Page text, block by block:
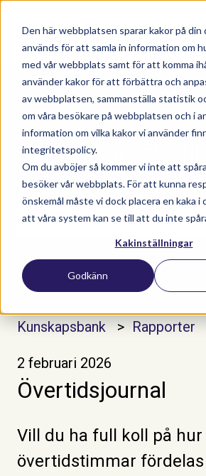
Den här webbplatsen sparar kakor på din
används för att samla in information om
med vår webbplats samt för att komma
använder kakor för att förbättra och
av webbplatsen, sammanställa statistik
om våra besökare på webbplatsen och i
information om vilka kakor vi använder
integritetspolicy.
Om du avböjer så kommer vi inte att
besöker vår webbplats. För att kunna
önskemål måste vi dock placera en kaka i
att våra system kan se till att du inte
Kakinställningar
Godkänn
Nyhetsartiklar Utbildningar
Här kan du söka
våra
Det finns inga förslag
Kunskapsbank Rapporter
2 februari 2026
Övertidsjournal
Vill du ha full koll på hur
övertidstimmar